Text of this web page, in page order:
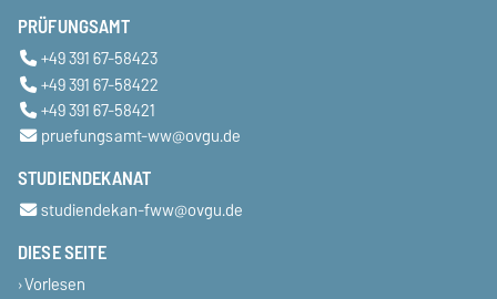
PRÜFUNGSAMT
+49 391 67-58423
+49 391 67-58422
+49 391 67-58421
pruefungsamt-ww@ovgu.de
STUDIENDEKANAT
studiendekan-fww@ovgu.de
DIESE SEITE
Vorlesen